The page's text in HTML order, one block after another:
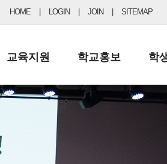
HOME LOGIN JOIN SITEMAP
교육지원
행정실
학교운영위원회
학교홍보
보도자료
학